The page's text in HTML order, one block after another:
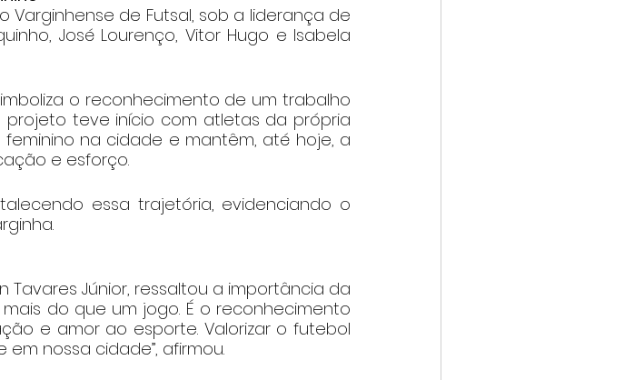
Varginhense de Futsal, sob a liderança de
José Lourenço, Vitor Hugo e Isabela
o reconhecimento de um trabalho
teve início com atletas da própria
na cidade e mantêm, até hoje, a
e esforço.
essa trajetória, evidenciando o
Tavares Júnior, ressaltou a importância da
do que um jogo. É o reconhecimento
e amor ao esporte. Valorizar o futebol
nossa cidade”, afirmou.